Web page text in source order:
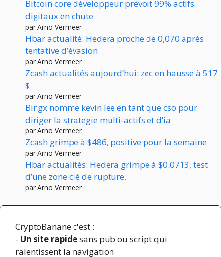
Bitcoin core développeur prévoit 99% actifs
digitaux en chute
par Arno Vermeer
Hbar actualité: Hedera proche de 0,070 après
tentative d’évasion
par Arno Vermeer
Zcash actualités aujourd’hui: zec en hausse à 517
$
par Arno Vermeer
Bingx nomme kevin lee en tant que cso pour
diriger la strategie multi-actifs et d’ia
par Arno Vermeer
Zcash grimpe à $486, positive pour la semaine
par Arno Vermeer
Hbar actualités: Hedera grimpe à $0.0713, test
d’une zone clé de rupture.
par Arno Vermeer
CryptoBanane c'est :
- Un site rapidesans pub ou script qui
ralentissent la navigation